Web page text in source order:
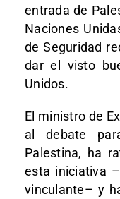
entrada de
Naciones
de Seguridad
dar el visto
Unidos.
El ministro de
al debate
Palestina, ha
esta iniciativa
vinculante– y